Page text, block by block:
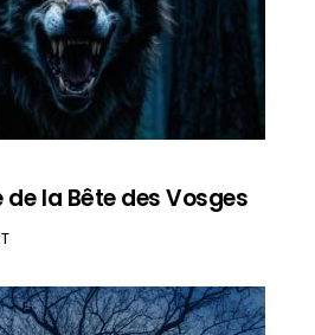
la Bête des Vosges